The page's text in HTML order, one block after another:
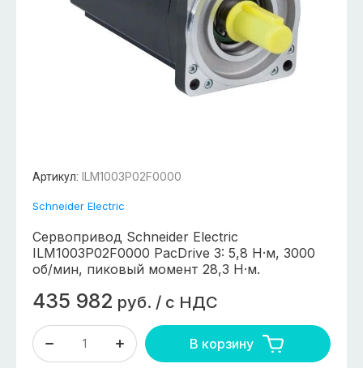
Артикул: ILM1003P02F0000
Schneider Electric
Сервопривод Schneider Electric
ILM1003P02F0000 PacDrive 3: 5,8 Н·м, 3000
об/мин, пиковый момент 28,3 Н·м.
435 982 руб. / с НДС
В корзину